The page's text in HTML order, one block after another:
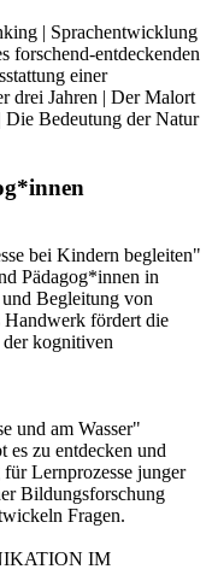
| Sprachentwicklung
forschend-entdeckenden
einer
drei Jahren | Der Malort
Bedeutung der Natur
bei Kindern begleiten"
Pädagog*innen in
Begleitung von
Handwerk fördert die
kognitiven
und am Wasser"
es zu entdecken und
Lernprozesse junger
Bildungsforschung
Fragen.
IM